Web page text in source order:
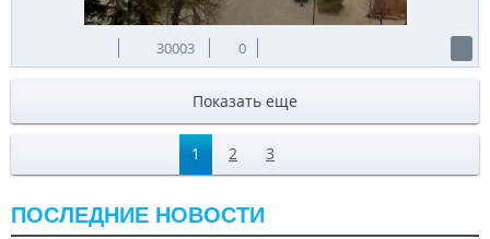
30003 0
Показать еще
1 2 3
ПОСЛЕДНИЕ НОВОСТИ